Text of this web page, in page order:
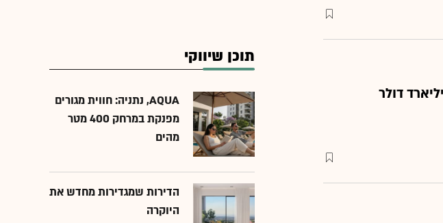
תוכן שיווקי
AQUA, נתניה: חווית מגורים
מפנקת במרחק 400 מטר
מהים
הדירות שמגדירות מחדש את
היוקרה